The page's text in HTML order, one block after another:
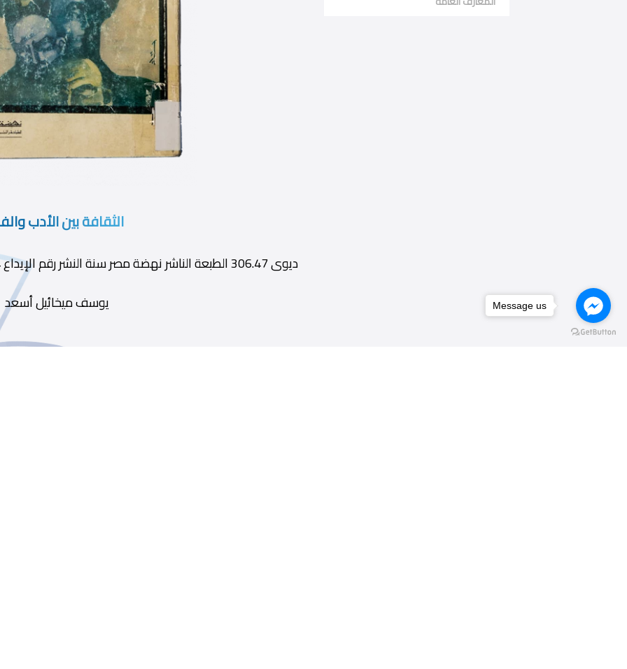
الثقافة بين الأدب
ديوى 306.47 الطبعة الناشر نهضة مصر سنة النشر رقم الإيداع 8334 الترقيم الدولى 977-14-0098-3
يوسف ميخائيل أسعد
Message us